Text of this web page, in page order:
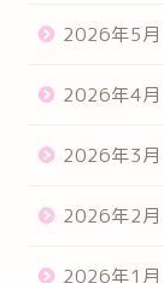
2026年5月
2026年4月
2026年3月
2026年2月
2026年1月